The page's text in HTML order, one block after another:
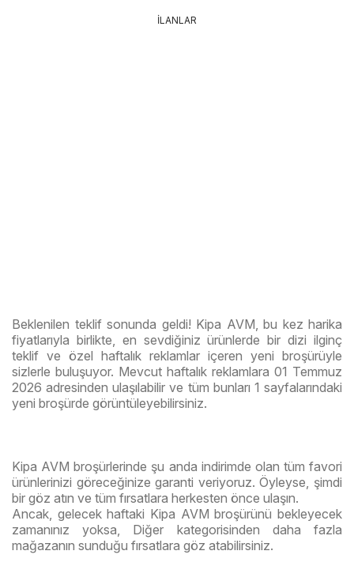
İLANLAR
Beklenilen teklif sonunda geldi! Kipa AVM, bu kez harika
fiyatlarıyla birlikte, en sevdiğiniz ürünlerde bir dizi ilginç
teklif ve özel haftalık reklamlar içeren yeni broşürüyle
sizlerle buluşuyor. Mevcut haftalık reklamlara 01 Temmuz
2026 adresinden ulaşılabilir ve tüm bunları 1 sayfalarındaki
yeni broşürde görüntüleyebilirsiniz.
Kipa AVM broşürlerinde şu anda indirimde olan tüm favori
ürünlerinizi göreceğinize garanti veriyoruz. Öyleyse, şimdi
bir göz atın ve tüm fırsatlara herkesten önce ulaşın.
Ancak, gelecek haftaki Kipa AVM broşürünü bekleyecek
zamanınız yoksa, Diğer kategorisinden daha fazla
mağazanın sunduğu fırsatlara göz atabilirsiniz.